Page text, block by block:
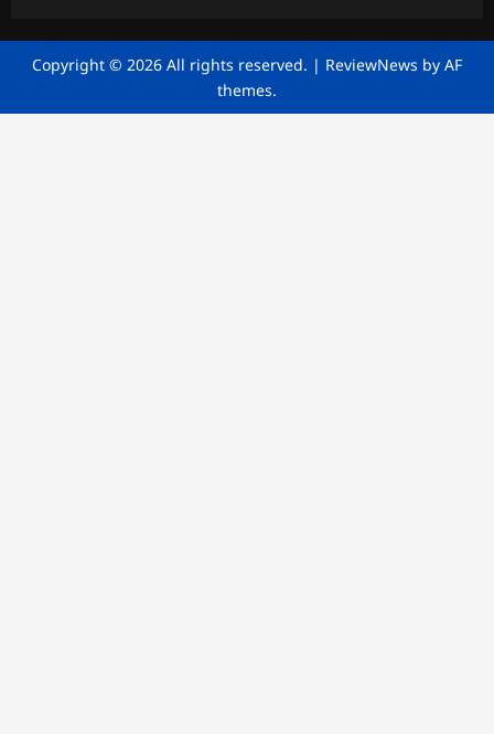
Copyright © 2026 All rights reserved. | ReviewNews by AF
themes.